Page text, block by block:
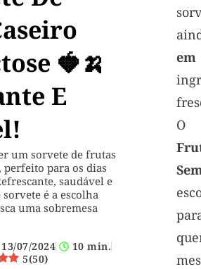
🍓🍌
E
um sorvete de frutas
perfeito para os dias
saudável e
sorvete é a escolha
uma sobremesa
13/07/2024
10 min.
5(50)